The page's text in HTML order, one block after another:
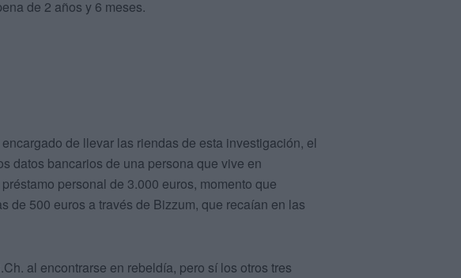
de 2 años y 6 meses.
encargado de llevar las riendas de esta investigación, el
datos bancarios de una persona que vive en
personal de 3.000 euros, momento que
de 500 euros a través de Bizzum, que recaían en las
al encontrarse en rebeldía, pero sí los otros tres